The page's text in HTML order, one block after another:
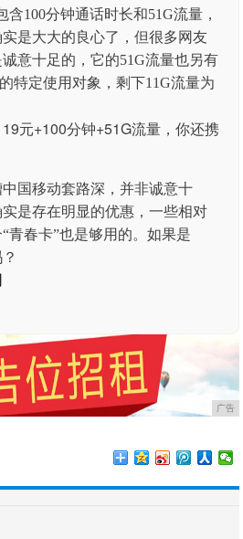
含100分钟通话时长和51G流量，
是大大的良心了，但很多网友
意十足的，它的51G流量也另有
特定使用对象，剩下11G流量为
国移动套路深，并非诚意十
是存在明显的优惠，一些相对
青春卡”也是够用的。如果是
广告